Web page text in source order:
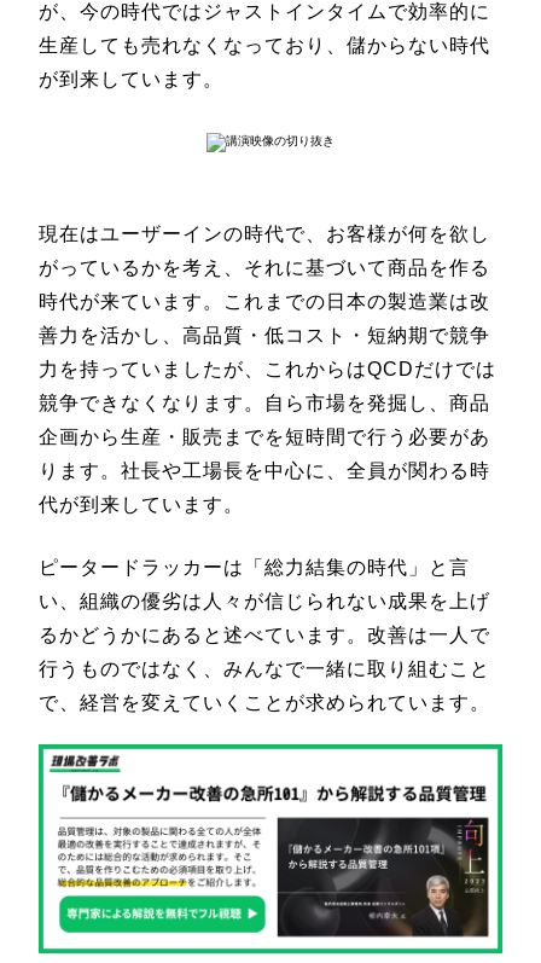
が、今の時代ではジャストインタイムで効率的に
生産しても売れなくなっており、儲からない時代
が到来しています。
現在はユーザーインの時代で、お客様が何を欲し
がっているかを考え、それに基づいて商品を作る
時代が来ています。これまでの日本の製造業は改
善力を活かし、高品質・低コスト・短納期で競争
力を持っていましたが、これからはQCDだけでは
競争できなくなります。自ら市場を発掘し、商品
企画から生産・販売までを短時間で行う必要があ
ります。社長や工場長を中心に、全員が関わる時
代が到来しています。
ピータードラッカーは「総力結集の時代」と言
い、組織の優劣は人々が信じられない成果を上げ
るかどうかにあると述べています。改善は一人で
行うものではなく、みんなで一緒に取り組むこと
で、経営を変えていくことが求められています。